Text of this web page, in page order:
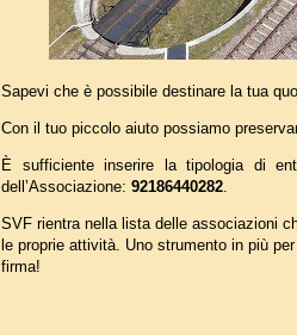
Sapevi che è possibile destinare la tua
Con il tuo piccolo aiuto possiamo
È sufficiente inserire la tipologia di
dell’Associazione: 92186440282.
SVF rientra nella lista delle associazioni
le proprie attività. Uno strumento in più
firma!